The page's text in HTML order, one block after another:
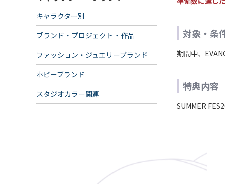
キャラクター別
ブランド・プロジェクト・作品
ファッション・ジュエリーブランド
ホビーブランド
スタジオカラー関連
対象・条
期間中、
特典内容
SUMMER